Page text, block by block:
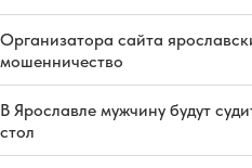
Организатора сайта
мошенничество
В Ярославле мужчину будут
стол